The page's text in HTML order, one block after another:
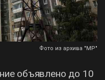
Фото из архива "МР"
объявлено до 10